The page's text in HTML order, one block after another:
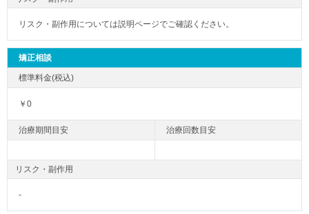
リスク・副作用については説明ページでご確認ください。
矯正相談
￥0
リスク・副作用
-